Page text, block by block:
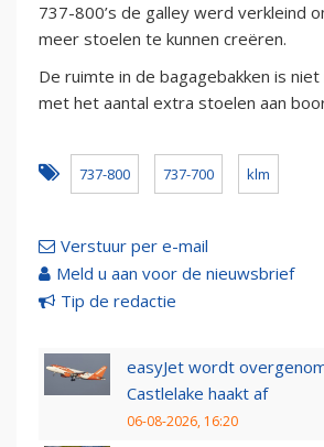
737-800’s de galley werd verkleind
meer stoelen te kunnen creëren.
De ruimte in de bagagebakken is
met het aantal extra stoelen aan
737-800 737-700 klm
Verstuur per e-mail
Meld u aan voor de nieuwsbrief
Tip de redactie
easyJet wordt
Castlelake haakt af
06-08-2026, 16:20